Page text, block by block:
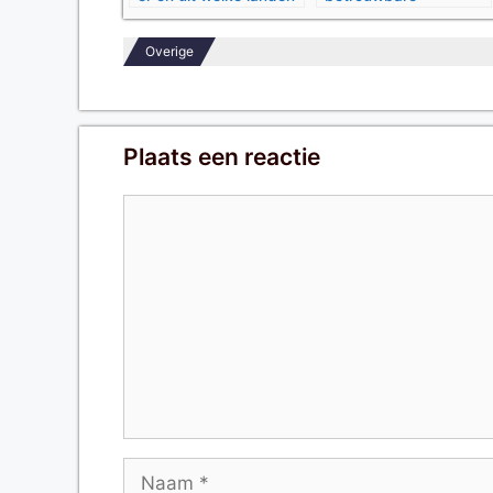
komen ze?
automerken
Overige
Plaats een reactie
Naam